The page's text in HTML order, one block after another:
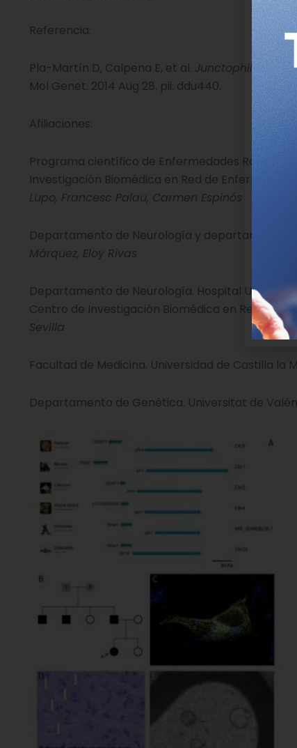
Referencia:
Pla-Martín D, Calpena E, et al. Junctophilin-1 is
Mol Genet. 2014 Aug 28. pii: ddu440.
Afiliaciones:
Programa científico de Enfermedades Raras y
Investigación Biomédica en Red de
Lupo, Francesc Palau, Carmen Espinós
Departamento de Neurología y departamento
Márquez, Eloy Rivas
Departamento de Neurología. Hospital
Centro de Investigación Biomédica en Red de
Sevilla
Facultad de Medicina. Universidad de Castilla la
Departamento de Genética. Universitat de